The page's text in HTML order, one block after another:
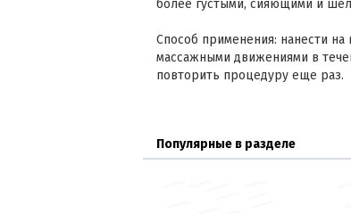
более густыми, сияющими и
Способ применения: нанести
массажными движениями в
повторить процедуру еще раз.
Популярные в разделе